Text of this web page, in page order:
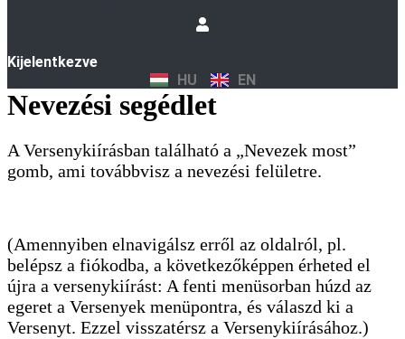
Kijelentkezve
HU
EN
Nevezési segédlet
A Versenykiírásban található a „Nevezek most”
gomb, ami továbbvisz a nevezési felületre.
(Amennyiben elnavigálsz erről az oldalról, pl.
belépsz a fiókodba, a következőképpen érheted el
újra a versenykiírást: A fenti menüsorban húzd az
egeret a Versenyek menüpontra, és válaszd ki a
Versenyt. Ezzel visszatérsz a Versenykiírásához.)